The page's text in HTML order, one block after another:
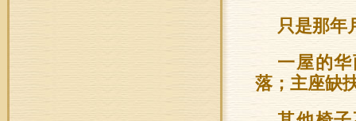
只是那年
一屋的
落；主座缺